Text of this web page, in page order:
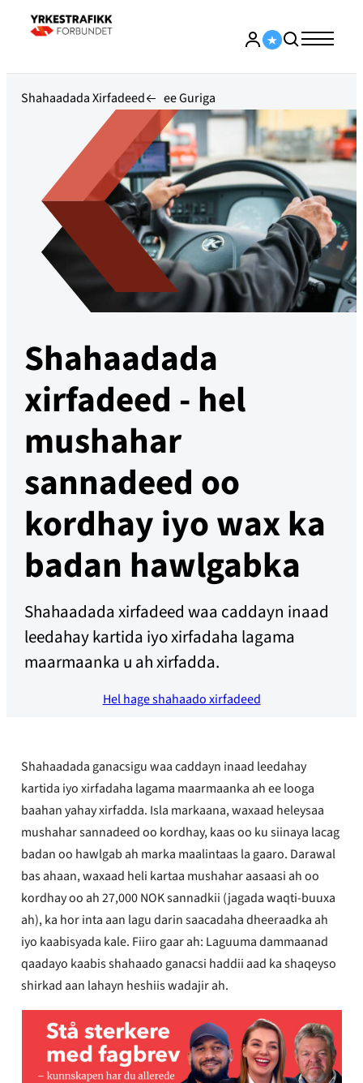
Shahaadada Xirfadeed ee Guriga
Shahaadada
xirfadeed - hel
mushahar
sannadeed oo
kordhay iyo wax ka
badan hawlgabka
Shahaadada xirfadeed waa caddayn inaad
leedahay kartida iyo xirfadaha lagama
maarmaanka u ah xirfadda.
Hel hage shahaado xirfadeed
Shahaadada ganacsigu waa caddayn inaad leedahay
kartida iyo xirfadaha lagama maarmaanka ah ee looga
baahan yahay xirfadda. Isla markaana, waxaad heleysaa
mushahar sannadeed oo kordhay, kaas oo ku siinaya lacag
badan oo hawlgab ah marka maalintaas la gaaro. Darawal
bas ahaan, waxaad heli kartaa mushahar aasaasi ah oo
kordhay oo ah 27,000 NOK sannadkii (jagada waqti-buuxa
ah), ka hor inta aan lagu darin saacadaha dheeraadka ah
iyo kaabisyada kale. Fiiro gaar ah: Laguuma dammaanad
qaadayo kaabis shahaado ganacsi haddii aad ka shaqeyso
shirkad aan lahayn heshiis wadajir ah.